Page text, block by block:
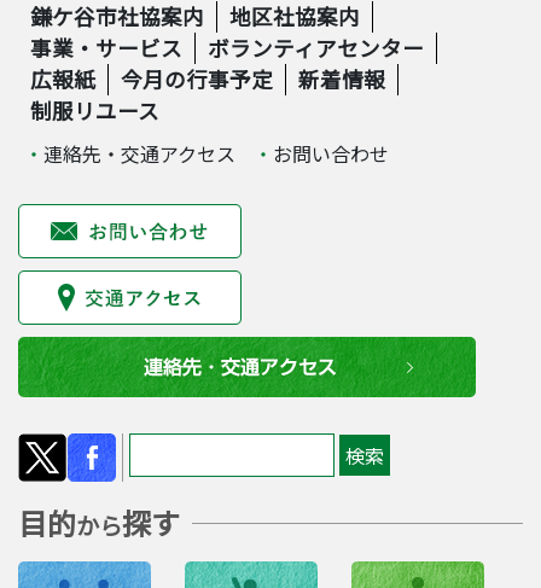
鎌ケ谷市社協案内
地区社協案内
事業・サービス
ボランティアセンター
広報紙
今月の行事予定
新着情報
制服リユース
連絡先・交通アクセス お問い合わせ
目的から探す